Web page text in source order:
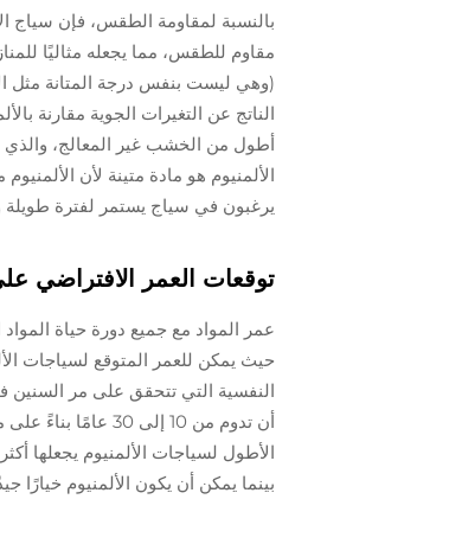
بالنسبة لمقاومة الطقس، فإن سياج
مقاوم للطقس، مما يجعله مثاليًا
(وهي ليست بنفس درجة المتانة مثل
الناتج عن التغيرات الجوية مقارنة
الألمنيوم هو مادة متينة لأن
يرغبون في سياج يستمر لفترة طويلة
توقعات العمر الافتراضي
عمر المواد مع جميع دورة حياة
النفسية التي تتحقق على مر السنين
أن تدوم من 10
الأطول لسياجات الألمنيوم يجعلها
بينما يمكن أن يكون الألمنيوم خيارًا